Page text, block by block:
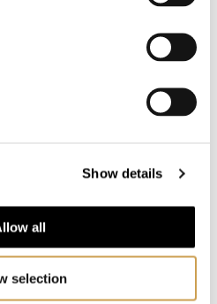
Show details
all
selection
Foto: Nobels Fredssenter